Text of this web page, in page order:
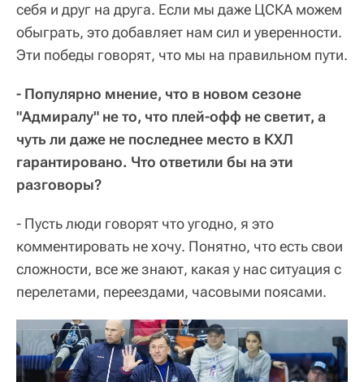
себя и друг на друга. Если мы даже ЦСКА можем
обыграть, это добавляет нам сил и уверенности.
Эти победы говорят, что мы на правильном пути.
- Популярно мнение, что в новом сезоне
"Адмиралу" не то, что плей-офф не светит, а
чуть ли даже не последнее место в КХЛ
гарантировано. Что ответили бы на эти
разговоры?
- Пусть люди говорят что угодно, я это
комментировать не хочу. Понятно, что есть свои
сложности, все же знают, какая у нас ситуация с
перелетами, переездами, часовыми поясами.